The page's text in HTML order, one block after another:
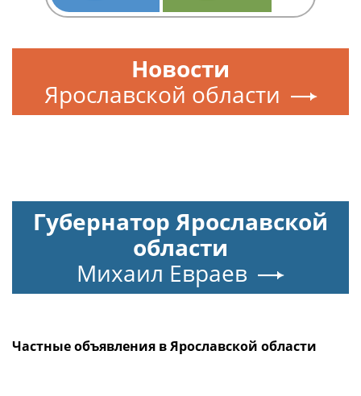
Новости
Ярославской области
Губернатор Ярославской
области
Михаил Евраев
Частные объявления в Ярославской области